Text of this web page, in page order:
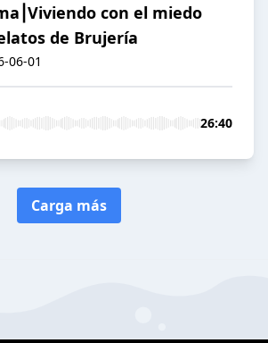
con el miedo
de Brujería
06-01
26:40
Carga más